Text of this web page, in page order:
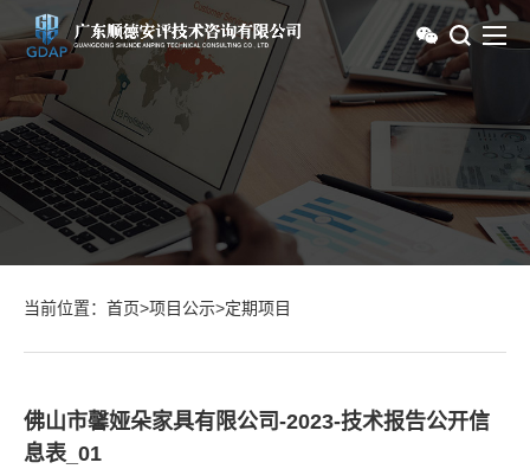
当前位置： 首页>项目公示>定期项目
佛山市馨娅朵家具有限公司-2023-技术报告公开信
息表_01